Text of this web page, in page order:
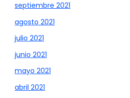
septiembre 2021
agosto 2021
julio 2021
junio 2021
mayo 2021
abril 2021